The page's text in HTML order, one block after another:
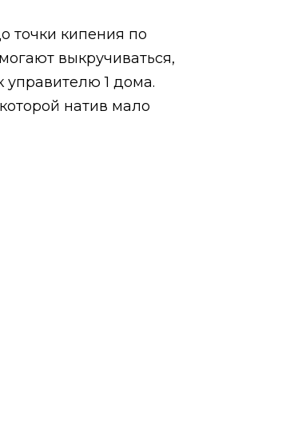
точки кипения по
выкручиваться,
управителю 1 дома.
натив мало